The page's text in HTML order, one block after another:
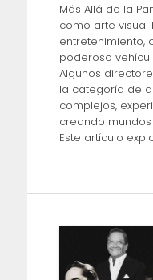
Más Allá de la
como arte
entretenimiento,
poderoso
Algunos
la categoría de
complejos,
creando
Este artículo